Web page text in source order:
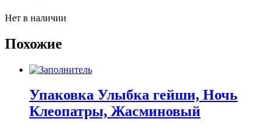
Нет в наличии
Похожие
Упаковка Улыбка гейши, Ночь
Клеопатры, Жасминовый